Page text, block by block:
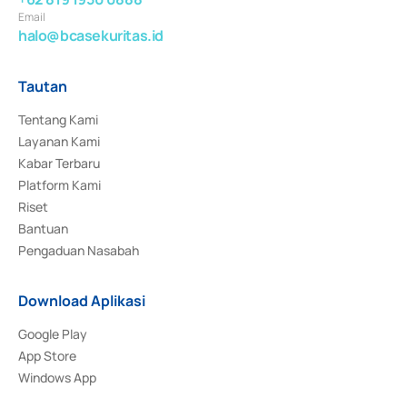
Email
halo@bcasekuritas.id
Tautan
Tentang Kami
Layanan Kami
Kabar Terbaru
Platform Kami
Riset
Bantuan
Pengaduan Nasabah
Download Aplikasi
Google Play
App Store
Windows App